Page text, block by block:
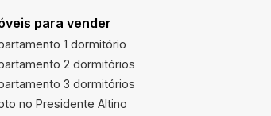
para vender
1 dormitório
2 dormitórios
3 dormitórios
no Presidente Altino